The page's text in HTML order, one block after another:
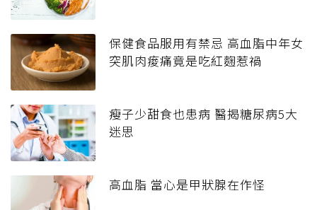
保健食品服用有禁忌 高血脂中年女
突肌肉痠痛竟是吃紅麴惹禍
瘦子少甜食也患病 醫揭糖尿病5大
迷思
高血脂 當心是甲狀腺在作怪